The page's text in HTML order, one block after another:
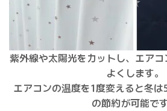
紫外線や太陽光をカットし、エア
よくします。
エアコンの温度を1度変えると冬
の節約が可能で